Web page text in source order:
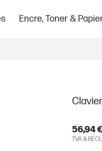
Encre, Toner &
56,94
TVA &